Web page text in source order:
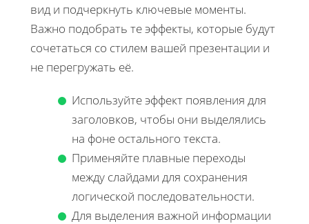
вид и подчеркнуть ключевые моменты.
Важно подобрать те эффекты, которые будут
сочетаться со стилем вашей презентации и
не перегружать её.
Используйте эффект появления для
заголовков, чтобы они выделялись
на фоне остального текста.
Применяйте плавные переходы
между слайдами для сохранения
логической последовательности.
Для выделения важной информации